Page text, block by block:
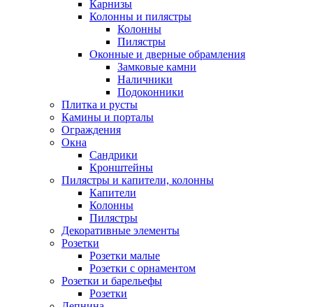
Карнизы
Колонны и пилястры
Колонны
Пилястры
Оконные и дверные обрамления
Замковые камни
Наличники
Подоконники
Плитка и русты
Камины и порталы
Ограждения
Окна
Сандрики
Кронштейны
Пилястры и капители, колонны
Капители
Колонны
Пилястры
Декоративные элементы
Розетки
Розетки малые
Розетки с орнаментом
Розетки и барельефы
Розетки